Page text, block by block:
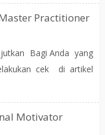
Practitioner
Bagi Anda yang
cek di artikel
Motivator